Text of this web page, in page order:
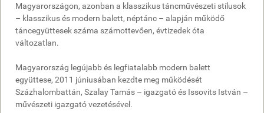
Magyarországon, azonban a klasszikus táncművészeti stílusok
– klasszikus és modern balett, néptánc – alapján működő
táncegyüttesek száma számottevően, évtizedek óta
változatlan.
Magyarország legújabb és legfiatalabb modern balett
együttese, 2011 júniusában kezdte meg működését
Százhalombattán, Szalay Tamás – igazgató és Issovits István –
művészeti igazgató vezetésével.